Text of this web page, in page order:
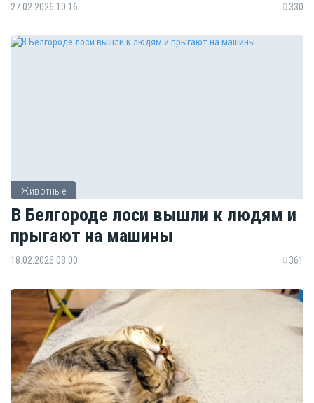
27.02.2026 10:16 330
Животные
В Белгороде лоси вышли к людям и
прыгают на машины
18.02.2026 08:00 361